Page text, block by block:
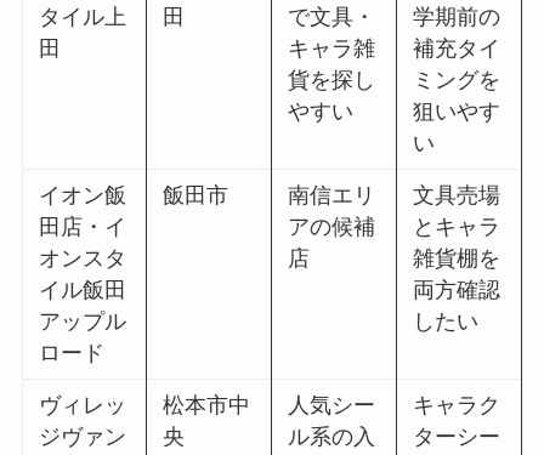
タイル上
田
田
で文具・
キャラ雑
貨を探し
やすい
学期前の
補充タイ
ミングを
狙いやす
い
イオン飯
田店・イ
オンスタ
イル飯田
アップル
ロード
飯田市
南信エリ
アの候補
店
文具売場
とキャラ
雑貨棚を
両方確認
したい
ヴィレッ
ジヴァン
松本市中
央
人気シー
ル系の入
キャラク
ターシー